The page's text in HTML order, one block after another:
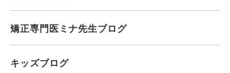
矯正専門医ミナ先生ブログ
キッズブログ